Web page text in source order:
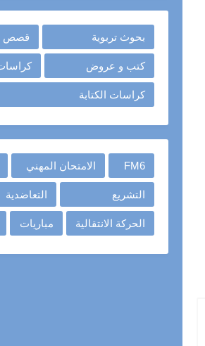
بحوث تربوية قصص
كتب و عروض
كراسات الكتابة
FM6 الامتحان المهني
التشريع التعاضدية
الحركة الانتقالية مباريات